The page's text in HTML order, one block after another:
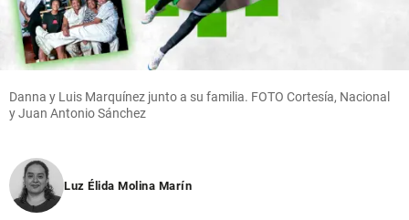
Danna y Luis Marquínez junto a su familia. FOTO Cortesía, Nacional
y Juan Antonio Sánchez
Luz Élida Molina Marín